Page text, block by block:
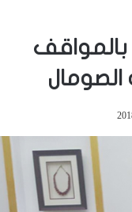
بالمواقف
الصومال